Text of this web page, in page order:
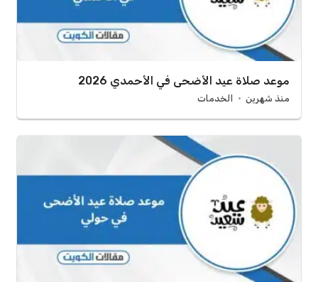
موعد صلاة عيد الأضحى في الأحمدي 2026
منذ شهرين الخدمات